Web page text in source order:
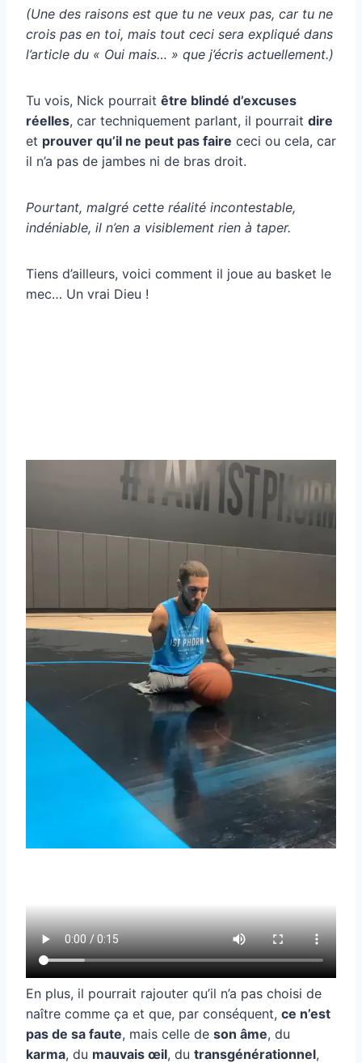
(Une des raisons est que tu ne veux pas, car tu ne
crois pas en toi, mais tout ceci sera expliqué dans
l’article du « Oui mais… » que j’écris actuellement.)
Tu vois, Nick pourrait être blindé d’excuses
réelles, car techniquement parlant, il pourrait dire
et prouver qu’il ne peut pas faire ceci ou cela, car
il n’a pas de jambes ni de bras droit.
Pourtant, malgré cette réalité incontestable,
indéniable, il n’en a visiblement rien à taper.
Tiens d’ailleurs, voici comment il joue au basket le
mec… Un vrai Dieu !
En plus, il pourrait rajouter qu’il n’a pas choisi de
naître comme ça et que, par conséquent, ce n’est
pas de sa faute, mais celle de son âme, du
karma, du mauvais œil, du transgénérationnel,